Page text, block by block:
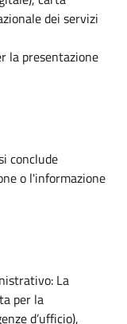
dei servizi
la presentazione
conclude
o l'informazione
La
per la
d’ufficio),